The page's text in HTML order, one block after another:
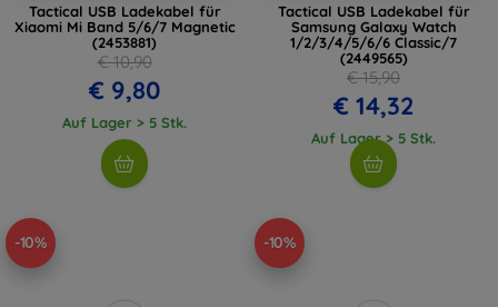
Tactical USB Ladekabel für
Xiaomi Mi Band 5/6/7 Magnetic
(2453881)
€ 10,90
€ 9,80
Auf Lager > 5 Stk.
Tactical USB Ladekabel für
Samsung Galaxy Watch
1/2/3/4/5/6/6 Classic/7
(2449565)
€ 15,90
€ 14,32
Auf Lager > 5 Stk.
-10% -10%